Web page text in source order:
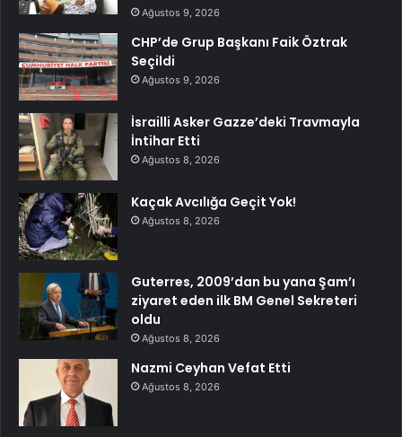
Ağustos 9, 2026
CHP’de Grup Başkanı Faik Öztrak
Seçildi
Ağustos 9, 2026
İsrailli Asker Gazze’deki Travmayla
İntihar Etti
Ağustos 8, 2026
Kaçak Avcılığa Geçit Yok!
Ağustos 8, 2026
Guterres, 2009’dan bu yana Şam’ı
ziyaret eden ilk BM Genel Sekreteri
oldu
Ağustos 8, 2026
Nazmi Ceyhan Vefat Etti
Ağustos 8, 2026